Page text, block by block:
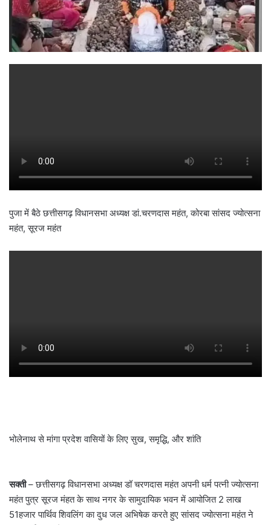
पुजा में बैठे छत्तीसगढ़ विधानसभा अध्यक्ष डां.चरणदास महंत, कोरबा सांसद ज्योत्सना
महंत, सूरज महंत
भोलेनाथ से मांगा प्रदेश वासियों के लिए सुख, समृद्धि, और शांति
सक्ती– छत्तीसगढ़ विधानसभा अध्यक्ष डॉ चरणदास महंत अपनी धर्म पत्नी ज्योत्सना
महंत पुत्र सूरज मंहत के साथ नगर के सामुदायिक भवन में आयोजित 2 लाख
51हजार पार्थिव शिवलिंग का दुध जल अभिषेक करते हुए सांसद ज्योत्सना महंत ने